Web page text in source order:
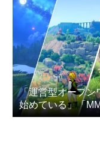
「運営型オープン
始めている」「
ィアが指摘